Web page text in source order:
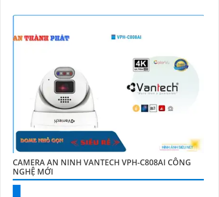
CAMERA AN NINH VANTECH VPH-C808AI CÔNG
NGHỆ MỚI